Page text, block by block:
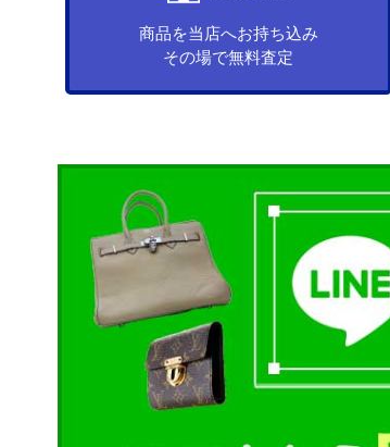
商品を当店へお持ち込み
その場で無料査定